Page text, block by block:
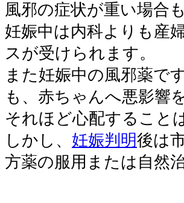
風邪の症状が重い場合
妊娠中は内科よりも産
スが受けられます。
また妊娠中の風邪薬で
も、赤ちゃんへ悪影響
それほど心配すること
しかし、 妊娠判明後は
方薬の服用または自然